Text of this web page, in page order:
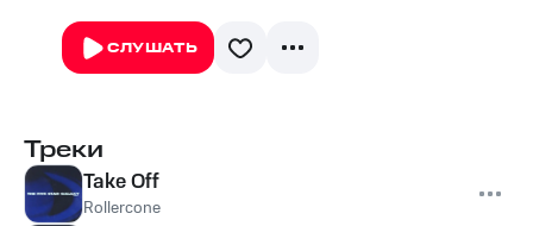
СЛУШАТЬ
Треки
Take Off
Rollercone